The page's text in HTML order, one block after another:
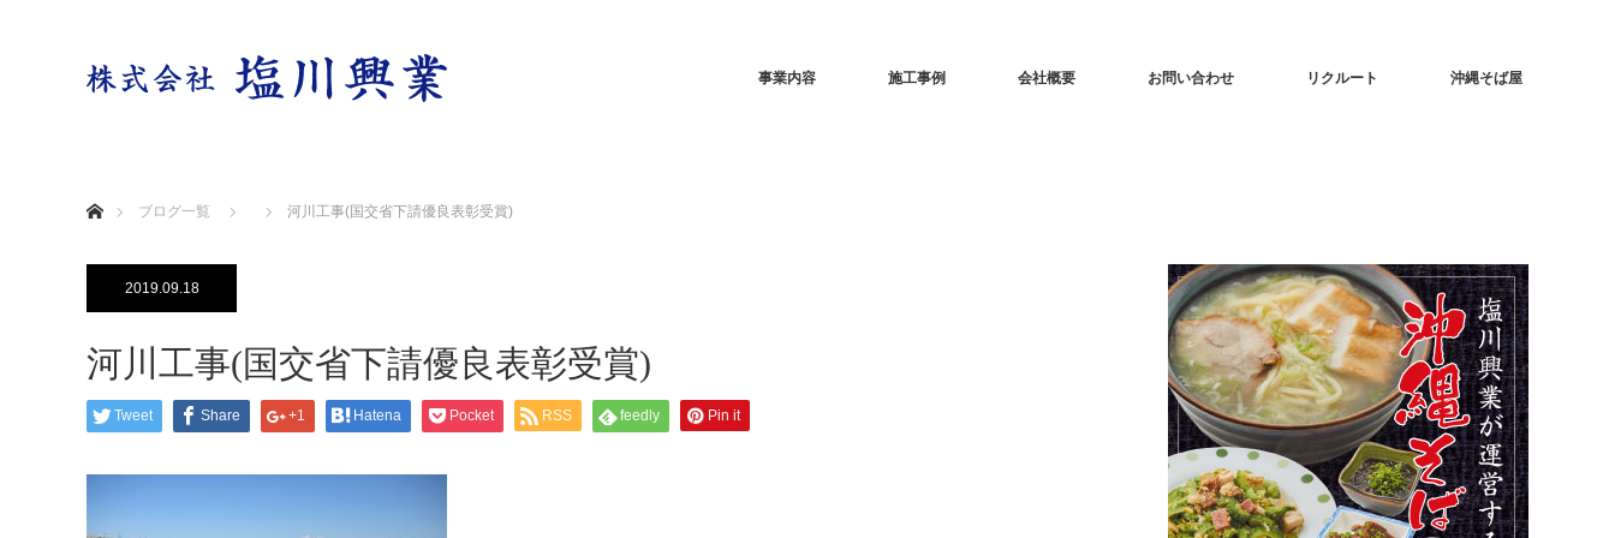
事業内容 施工事例 会社概要 お問い合わせ リクルート 沖縄そば屋
ブログ一覧
河川工事(国交省下請優良表彰受賞)
2019.09.18
河川工事(国交省下請優良表彰受賞)
Tweet Share +1 Hatena Pocket RSS feedly Pin it